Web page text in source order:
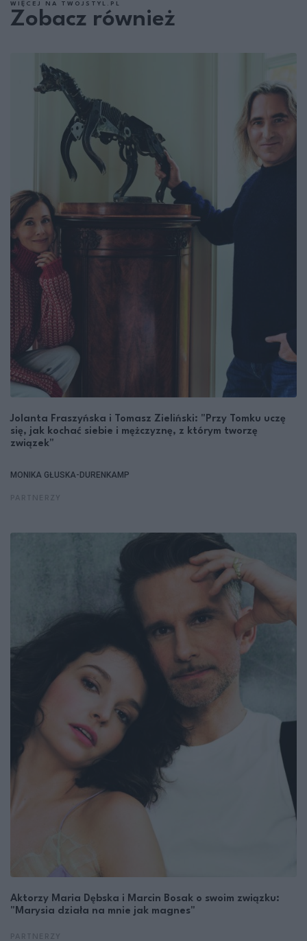
WIĘCEJ NA TWOJSTYL.PL
Zobacz również
Jolanta Fraszyńska i Tomasz Zieliński: "Przy Tomku uczę
się, jak kochać siebie i mężczyznę, z którym tworzę
związek"
MONIKA GŁUSKA-DURENKAMP
Aktorzy Maria Dębska i Marcin Bosak o swoim związku:
"Marysia działa na mnie jak magnes"